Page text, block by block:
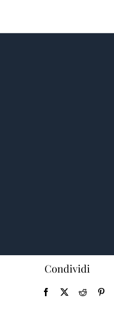
contenuto
Condividi